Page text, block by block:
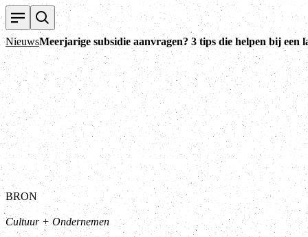
NieuwsMeerjarige subsidie aanvragen? 3 tips die helpen bij een
BRON
Cultuur + Ondernemen